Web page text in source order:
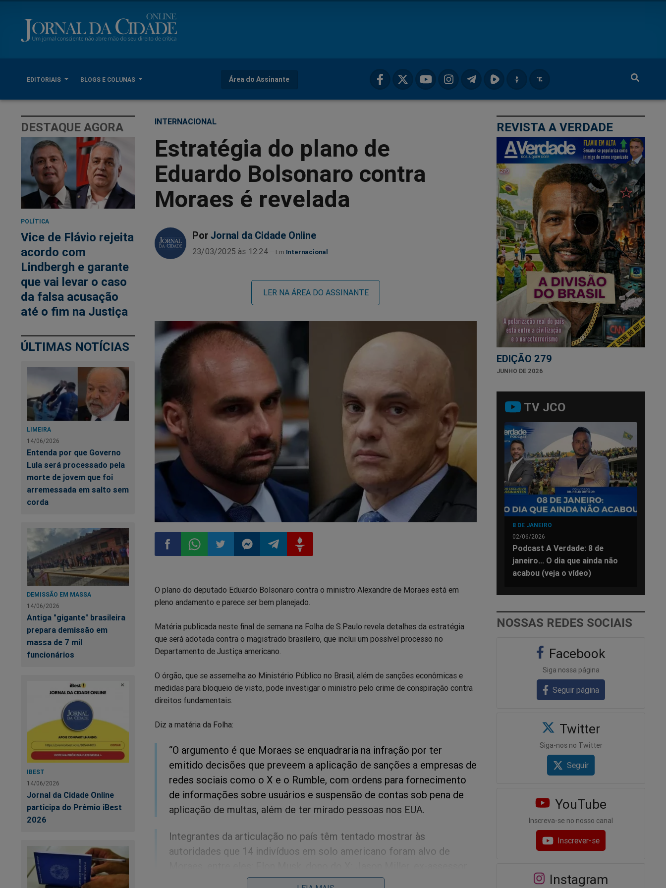
EDITORIAIS BLOGS E COLUNAS Área do Assinante
DESTAQUE AGORA
POLÍTICA
Vice de Flávio rejeita
acordo com
Lindbergh e garante
que vai levar o caso
da falsa acusação
até o fim na Justiça
ÚLTIMAS NOTÍCIAS
LIMEIRA
14/06/2026
Entenda por que Governo
Lula será processado pela
morte de jovem que foi
arremessada em salto sem
corda
DEMISSÃO EM MASSA
14/06/2026
Antiga "gigante" brasileira
prepara demissão em
massa de 7 mil
funcionários
IBEST
14/06/2026
Jornal da Cidade Online
participa do Prêmio iBest
2026
INTERNACIONAL
Estratégia do plano de
Eduardo Bolsonaro contra
Moraes é revelada
Por Jornal da Cidade Online
23/03/2025 às 12:24 Internacional
LER NA ÁREA DO ASSINANTE
no
no
no
no
no
no
O plano do deputado Eduardo Bolsonaro contra o ministro Alexandre de Moraes está em
pleno andamento e parece ser bem planejado.
Matéria publicada neste final de semana na Folha de S.Paulo revela detalhes da estratégia
que será adotada contra o magistrado brasileiro, que inclui um possível processo no
Departamento de Justiça americano.
O órgão, que se assemelha ao Ministério Público no Brasil, além de sanções econômicas e
medidas para bloqueio de visto, pode investigar o ministro pelo crime de conspiração contra
direitos fundamentais.
Diz a matéria da Folha:
“O argumento é que Moraes se enquadraria na infração por ter
emitido decisões que preveem a aplicação de sanções a empresas de
redes sociais como o X e o Rumble, com ordens para fornecimento
de informações sobre usuários e suspensão de contas sob pena de
aplicação de multas, além de ter mirado pessoas nos EUA.
Integrantes da articulação no país têm tentado mostrar às
autoridades que 14 indivíduos em solo americano foram alvo de
de Trump que foi detido num aeroporto brasileiro e ouvido no
REVISTA A VERDADE
EDIÇÃO 279
JUNHO DE 2026
TV JCO
8 DE JANEIRO
02/06/2026
Podcast A Verdade: 8 de
janeiro... O dia que ainda não
acabou (veja o vídeo)
NOSSAS REDES SOCIAIS
Facebook
Siga nossa página
Seguir página
Twitter
Siga-nos no Twitter
Seguir
YouTube
Inscreva-se no nosso canal
Inscrever-se
Instagram